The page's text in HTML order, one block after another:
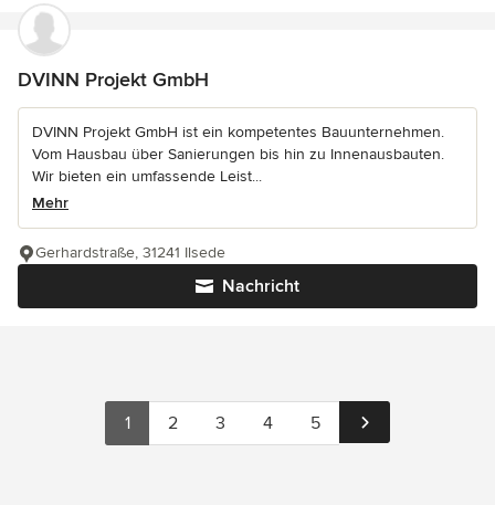
DVINN Projekt GmbH
DVINN Projekt GmbH ist ein kompetentes Bauunternehmen.
Vom Hausbau über Sanierungen bis hin zu Innenausbauten.
Wir bieten ein umfassende Leist...
Mehr
Nachricht
Gerhardstraße, 31241 Ilsede
1 2 3 4 5